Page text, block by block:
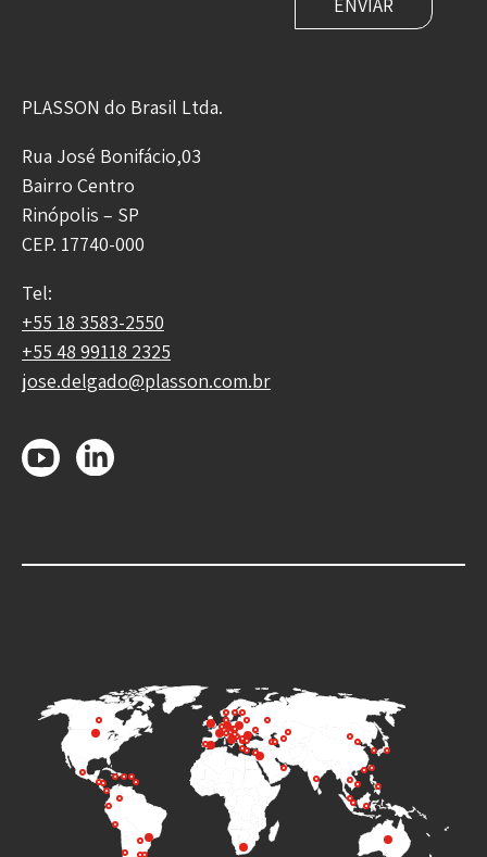
PLASSON do Brasil Ltda.
Rua José Bonifácio,03
Bairro Centro
Rinópolis – SP
CEP. 17740-000
Tel:
+55 18 3583-2550
+55 48 99118 2325
jose.delgado@plasson.com.br